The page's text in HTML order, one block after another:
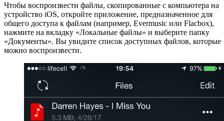
Чтобы воспроизвести файлы, скопированные с компьютера на
устройство iOS, откройте приложение, предназначенное для
общего доступа к файлам (например, Evermusic или Flacbox),
нажмите на вкладку «Локальные файлы» и выберите папку
«Документы». Вы увидите список доступных файлов, которые
можно воспроизвести.